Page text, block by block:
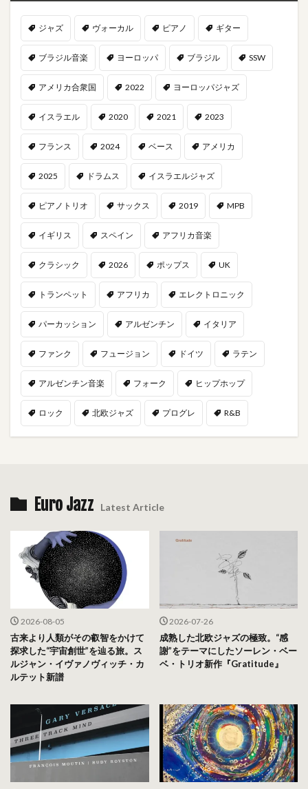
ジャズ ヴォーカル ピアノ ギター
ブラジル音楽 ヨーロッパ ブラジル SSW
アメリカ合衆国 2022 ヨーロッパジャズ
イスラエル 2020 2021 2023
フランス 2024 ベース アメリカ
2025 ドラムス イスラエルジャズ
ピアノトリオ サックス 2019 MPB
イギリス スペイン アフリカ音楽
クラシック 2026 ポップス UK
トランペット アフリカ エレクトロニック
パーカッション アルゼンチン イタリア
ファンク フュージョン ドイツ ラテン
アルゼンチン音楽 フォーク ヒップホップ
ロック 北欧ジャズ プログレ R&B
Euro Jazz Latest Article
2026-08-05
古来より人類がその叡智をかけて
探求した“宇宙創世”を辿る旅。ス
ルジャン・イヴァノヴィッチ・カ
ルテット新譜
2026-07-26
成熟した北欧ジャズの極致。“感
謝”をテーマにしたソーレン・ベー
ベ・トリオ新作『Gratitude』